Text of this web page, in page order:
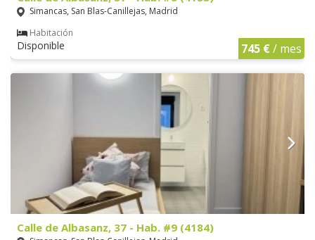
Simancas, San Blas-Canillejas, Madrid
Habitación
Disponible 745 €/ mes
Calle de Albasanz, 37 - Hab. #9 (4184)